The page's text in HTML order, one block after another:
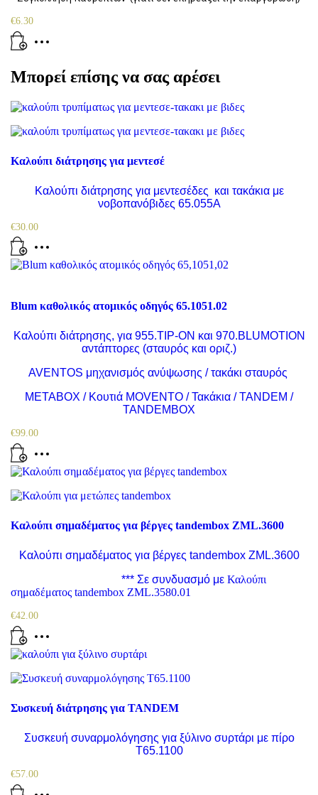
€6.30
Μπορεί επίσης να σας αρέσει
Καλούπι διάτρησης για μεντεσέ
Καλούπι διάτρησης για μεντεσέδες και τακάκια με
νοβοπανόβιδες 65.055Α
€30.00
Blum καθολικός ατομικός οδηγός 65.1051.02
Καλούπι διάτρησης, για 955.TIP-ON και 970.BLUMOTION
αντάπτορες (σταυρός και οριζ.)
AVENTOS μηχανισμός ανύψωσης / τακάκι σταυρός
METABOX / Κουτιά MOVENTO / Τακάκια / TANDEM /
TANDEMBOX
€99.00
Καλούπι σημαδέματος για βέργες tandembox ZML.3600
Καλούπι σημαδέματος για βέργες tandembox ZML.3600
*** Σε συνδυασμό με Καλούπι
σημαδέματος tandembox ZML.3580.01
€42.00
Συσκευή διάτρησης για TANDEM
Συσκευή συναρμολόγησης για ξύλινο συρτάρι με πίρο
T65.1100
€57.00